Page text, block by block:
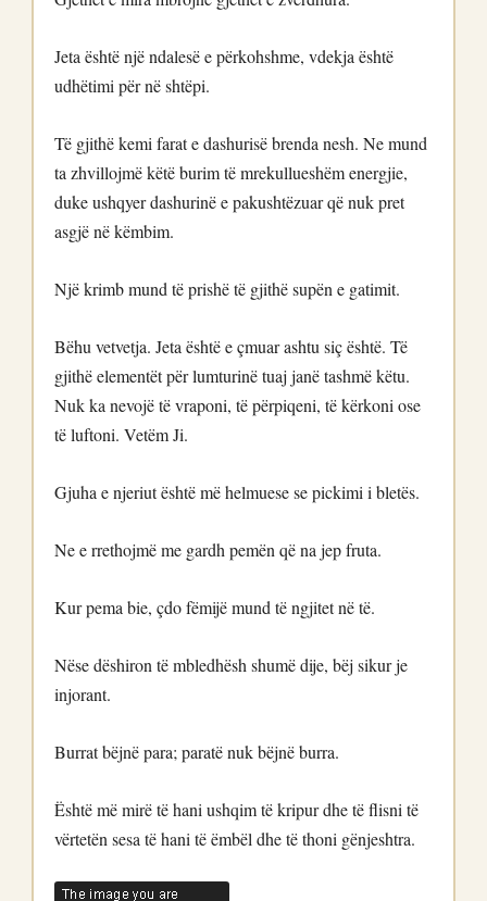
Jeta është një ndalesë e përkohshme, vdekja është
udhëtimi për në shtëpi.
Të gjithë kemi farat e dashurisë brenda nesh. Ne mund
ta zhvillojmë këtë burim të mrekullueshëm energjie,
duke ushqyer dashurinë e pakushtëzuar që nuk pret
asgjë në këmbim.
Një krimb mund të prishë të gjithë supën e gatimit.
Bëhu vetvetja. Jeta është e çmuar ashtu siç është. Të
gjithë elementët për lumturinë tuaj janë tashmë këtu.
Nuk ka nevojë të vraponi, të përpiqeni, të kërkoni ose
të luftoni. Vetëm Ji.
Gjuha e njeriut është më helmuese se pickimi i bletës.
Ne e rrethojmë me gardh pemën që na jep fruta.
Kur pema bie, çdo fëmijë mund të ngjitet në të.
Nëse dëshiron të mbledhësh shumë dije, bëj sikur je
injorant.
Burrat bëjnë para; paratë nuk bëjnë burra.
Është më mirë të hani ushqim të kripur dhe të flisni të
vërtetën sesa të hani të ëmbël dhe të thoni gënjeshtra.